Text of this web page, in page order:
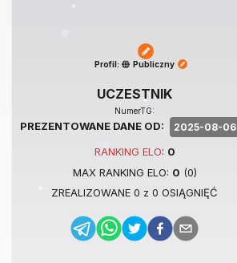
Profil: Publiczny
UCZESTNIK
NumerTG:
PREZENTOWANE DANE OD: 2025-08-06
RANKING ELO: 0
MAX RANKING ELO: 0 (0)
ZREALIZOWANE 0 z 0 OSIĄGNIĘĆ